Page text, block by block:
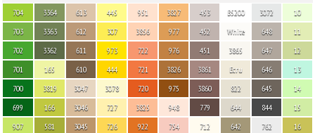
704
703
702
701
700
699
907
3364
3363
3362
165
3819
166
581
613
612
611
610
3047
3046
3045
445
307
973
444
3078
727
726
951
3856
722
721
720
3825
922
3827
977
976
3826
975
948
754
453
452
451
3861
3860
779
712
B5200
White
3865
Ecru
822
644
642
3072
648
647
646
645
844
762
10
11
12
13
14
15
16